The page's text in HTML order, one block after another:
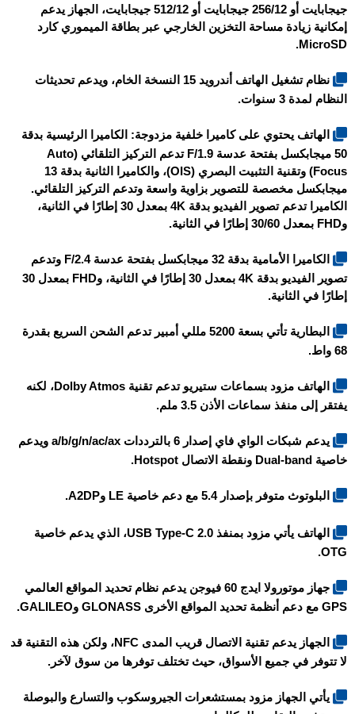
جيجابايت أو 256/12 جيجابايت أو 512/12 جيجابايت، الجهاز يدعم
إمكانية زيادة مساحة التخزين الخارجي عبر بطاقة الميموري كارد
MicroSD.
نظام تشغيل الهاتف أندرويد 15 النسخة الخام، ويدعم تحديثات
النظام لمدة 3 سنوات.
الهاتف يحتوي على كاميرا خلفية مزدوجة: الكاميرا الرئيسية بدقة
50 ميجابكسل بفتحة عدسة F/1.9 تدعم التركيز التلقائي (Auto
Focus) وتقنية التثبيت البصري (OIS)، والكاميرا الثانية بدقة 13
ميجابكسل مخصصة للتصوير بزاوية واسعة وتدعم التركيز التلقائي.
الكاميرا تدعم تصوير الفيديو بدقة 4K بمعدل 30 إطارًا في الثانية،
وFHD بمعدل 30/60 إطارًا في الثانية.
الكاميرا الأمامية بدقة 32 ميجابكسل بفتحة عدسة F/2.4 وتدعم
تصوير الفيديو بدقة 4K بمعدل 30 إطارًا في الثانية، وFHD بمعدل 30
إطارًا في الثانية.
البطارية تأتي بسعة 5200 مللي أمبير تدعم الشحن السريع بقدرة
68 واط.
الهاتف مزود بسماعات ستيريو تدعم تقنية Dolby Atmos، لكنه
يفتقر إلى منفذ سماعات الأذن 3.5 ملم.
يدعم شبكات الواي فاي إصدار 6 بالترددات a/b/g/n/ac/ax ويدعم
خاصية Dual-band ونقطة الاتصال Hotspot.
البلوتوث متوفر بإصدار 5.4 مع دعم خاصية LE وA2DP.
الهاتف يأتي مزود بمنفذ USB Type-C 2.0، الذي يدعم خاصية
OTG.
جهاز موتورولا ايدج 60 فيوجن يدعم نظام تحديد المواقع العالمي
GPS مع دعم أنظمة تحديد المواقع الأخرى GLONASS وGALILEO.
الجهاز يدعم تقنية الاتصال قريب المدى NFC، ولكن هذه التقنية قد
لا تتوفر في جميع الأسواق، حيث تختلف توفرها من سوق لآخر.
يأتي الجهاز مزود بمستشعرات الجيروسكوب والتسارع والبوصلة